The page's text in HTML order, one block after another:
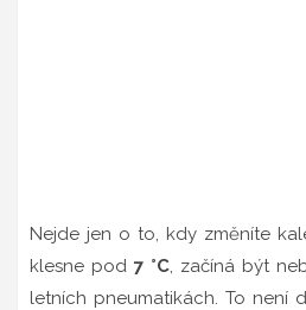
Nejde jen o to, kdy změníte
klesne pod 7 °C, začíná být
letních pneumatikách. To není